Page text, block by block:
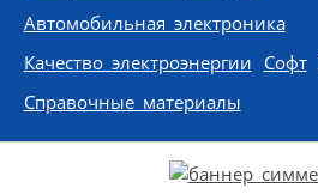
Автомобильная электроника
Качество электроэнергии Софт
Справочные материалы